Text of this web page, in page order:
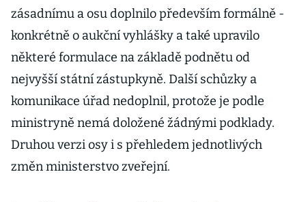
zásadnímu a osu doplnilo především formálně -
konkrétně o aukční vyhlášky a také upravilo
některé formulace na základě podnětu od
nejvyšší státní zástupkyně. Další schůzky a
komunikace úřad nedoplnil, protože je podle
ministryně nemá doložené žádnými podklady.
Druhou verzi osy i s přehledem jednotlivých
změn ministerstvo zveřejní.